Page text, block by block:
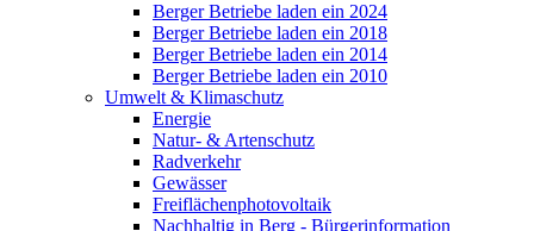
Berger Betriebe laden ein 2024
Berger Betriebe laden ein 2018
Berger Betriebe laden ein 2014
Berger Betriebe laden ein 2010
Umwelt & Klimaschutz
Energie
Natur- & Artenschutz
Radverkehr
Gewässer
Freiflächenphotovoltaik
Nachhaltig in Berg - Bürgerinformation